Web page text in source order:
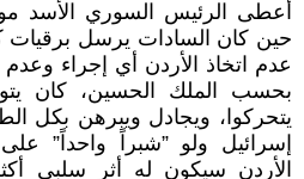
أعطى الرئيس السوري الأسد
حين كان السادات يرسل برقيات
عدم اتخاذ الأردن أي إجراء
بحسب الملك الحسين، كان
يتحركوا، ويجادل ويبرهن بكل
إسرائيل ولو ”شبراً واحداً”
الأردن سيكون له أثر سلبي